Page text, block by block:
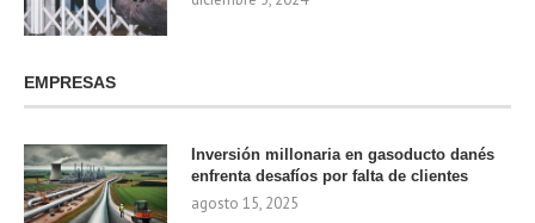
EMPRESAS
Inversión millonaria en gasoducto danés
enfrenta desafíos por falta de clientes
agosto 15, 2025